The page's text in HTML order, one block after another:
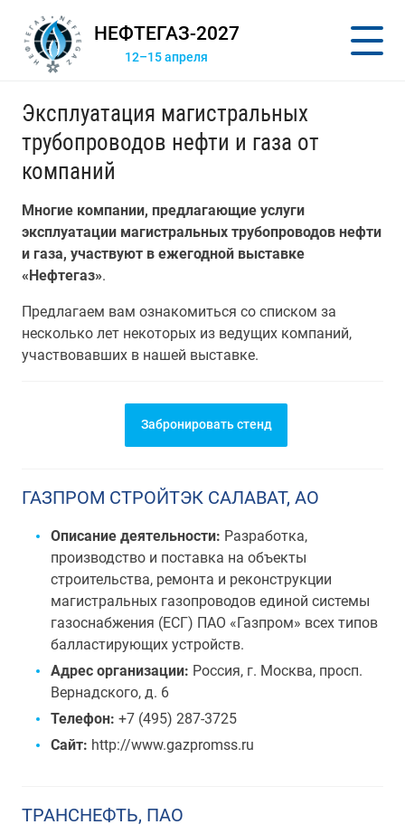
НЕФТЕГАЗ-2027
12–15 апреля
Эксплуатация магистральных
трубопроводов нефти и газа от
компаний
Многие компании, предлагающие услуги
эксплуатации магистральных трубопроводов нефти
и газа, участвуют в ежегодной выставке
«Нефтегаз».
Предлагаем вам ознакомиться со списком за
несколько лет некоторых из ведущих компаний,
участвовавших в нашей выставке.
Забронировать стенд
ГАЗПРОМ СТРОЙТЭК САЛАВАТ, АО
Описание деятельности: Разработка,
производство и поставка на объекты
строительства, ремонта и реконструкции
магистральных газопроводов единой системы
газоснабжения (ЕСГ) ПАО «Газпром» всех типов
балластирующих устройств.
Адрес организации: Россия, г. Москва, просп.
Вернадского, д. 6
Телефон: +7 (495) 287-3725
Сайт: http://www.gazpromss.ru
ТРАНСНЕФТЬ, ПАО